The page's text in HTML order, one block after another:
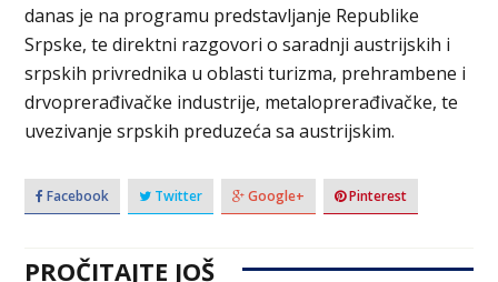
danas je na programu predstavljanje Republike
Srpske, te direktni razgovori o saradnji austrijskih i
srpskih privrednika u oblasti turizma, prehrambene i
drvoprerađivačke industrije, metaloprerađivačke, te
uvezivanje srpskih preduzeća sa austrijskim.
Facebook Twitter Google+ Pinterest
PROČITAJTE JOŠ